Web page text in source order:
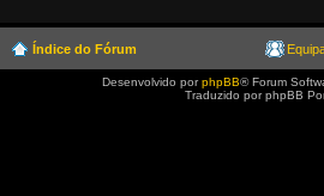
Índice do Fórum
Desenvolvido porphpBB® Forum
Traduzido por phpBB